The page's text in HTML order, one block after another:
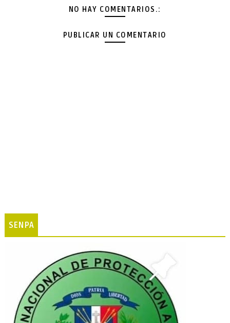
NO HAY COMENTARIOS.:
PUBLICAR UN COMENTARIO
SENPA